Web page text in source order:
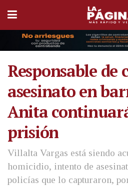
Responsable de
asesinato en
Anita
prisión
Villalta Vargas está siendo
homicidio, intento de
policías que lo capturaron,